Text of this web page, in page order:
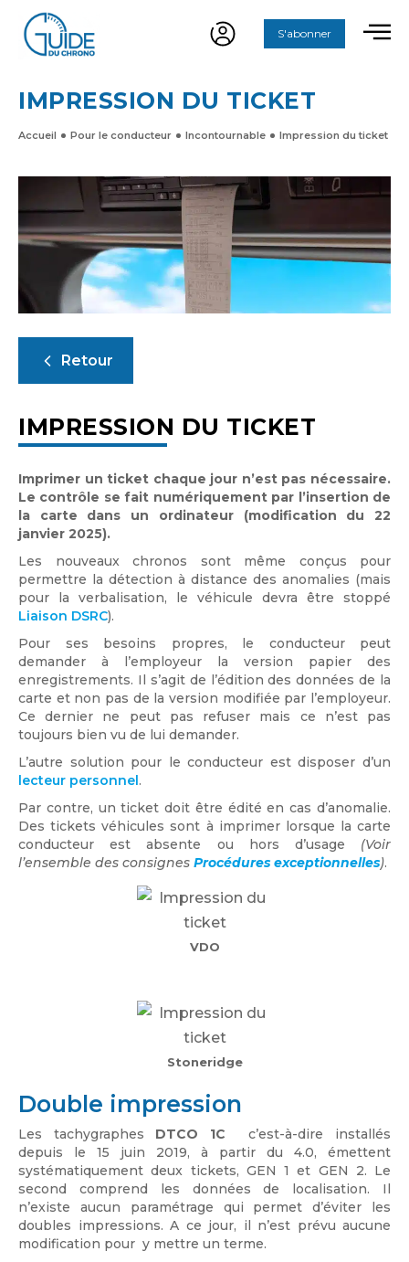
S'abonner
IMPRESSION DU TICKET
Accueil Pour le conducteur Incontournable Impression du ticket
Retour
IMPRESSION DU TICKET
Imprimer un ticket chaque jour n’est pas nécessaire.
Le contrôle se fait numériquement par l’insertion de
la carte dans un ordinateur (modification du 22
janvier 2025).
Les nouveaux chronos sont même conçus pour
permettre la détection à distance des anomalies (mais
pour la verbalisation, le véhicule devra être stoppé
Liaison DSRC).
Pour ses besoins propres, le conducteur peut
demander à l’employeur la version papier des
enregistrements. Il s’agit de l’édition des données de la
carte et non pas de la version modifiée par l’employeur.
Ce dernier ne peut pas refuser mais ce n’est pas
toujours bien vu de lui demander.
L’autre solution pour le conducteur est disposer d’un
lecteur personnel .
Par contre, un ticket doit être édité en cas d’anomalie.
Des tickets véhicules sont à imprimer lorsque la carte
conducteur est absente ou hors d’usage (Voir
l’ensemble des consignes Procédures exceptionnelles).
VDO
Stoneridge
Double impression
Les tachygraphes DTCO 1Cc’est-à-dire installés
depuis le 15 juin 2019, à partir du 4.0, émettent
systématiquement deux tickets, GEN 1 et GEN 2. Le
second comprend les données de localisation. Il
n’existe aucun paramétrage qui permet d’éviter les
doubles impressions. A ce jour, il n’est prévu aucune
modification pour y mettre un terme.